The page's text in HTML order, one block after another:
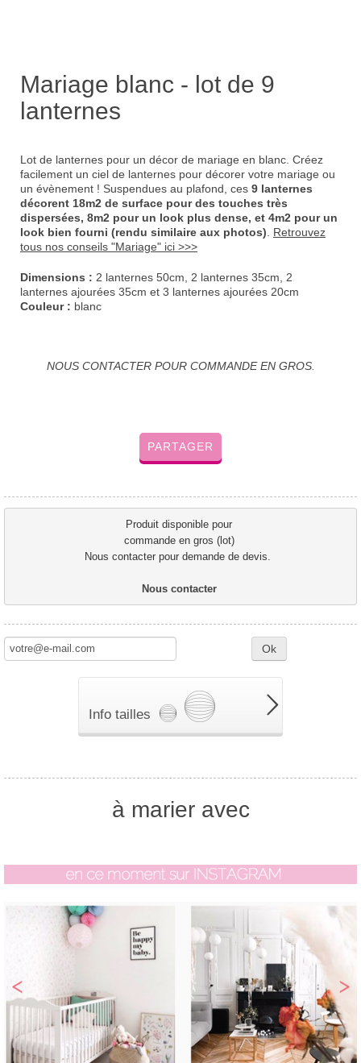
Mariage blanc - lot de 9
lanternes
Lot de lanternes pour un décor de mariage en blanc. Créez
facilement un ciel de lanternes pour décorer votre mariage ou
un évènement ! Suspendues au plafond, ces 9 lanternes
décorent 18m2 de surface pour des touches très
dispersées, 8m2 pour un look plus dense, et 4m2 pour un
look bien fourni (rendu similaire aux photos)
Retrouvez
tous nos conseils "Mariage" ici >>>
Dimensions : 2 lanternes 50cm, 2 lanternes 35cm, 2
lanternes ajourées 35cm et 3 lanternes ajourées 20cm
Couleur : blanc
NOUS CONTACTER POUR COMMANDE EN GROS.
PARTAGER
Produit disponible pour
commande en gros (lot)
Nous contacter pour demande de devis.
Nous contacter
Ok
Info tailles
à marier avec